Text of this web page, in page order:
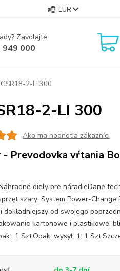
EUR
Zavolajte.
949 000
2-LI 300
2-LI 300
Ako ma hodnotia zákazníci
Prevodovka vŕtania
diely pre náradieDane
szary: System Power-Change
dokładniejszy od swojego
kartonowe i plastikowe,
1 Szt.Opak. wysył. 1: 1